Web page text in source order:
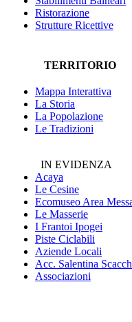
Ristorazione
Strutture Ricettive
TERRITORIO
Mappa Interattiva
La Storia
La Popolazione
Le Tradizioni
IN EVIDENZA
Acaya
Le Cesine
Ecomuseo Area
Le Masserie
I Frantoi Ipogei
Piste Ciclabili
Aziende Locali
Acc. Salentina
Associazioni